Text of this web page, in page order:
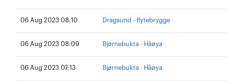
06 Aug 2023 08:10 Dragsund - flytebrygge
06 Aug 2023 08:09 Bjørnebukta - Håøya
06 Aug 2023 07:13 Bjørnebukta - Håøya